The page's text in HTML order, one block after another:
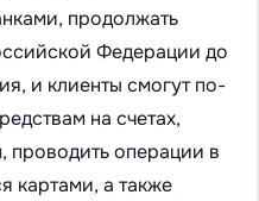
продолжать
Федерации до
и клиенты смогут по-
на счетах,
проводить операции в
картами, а также